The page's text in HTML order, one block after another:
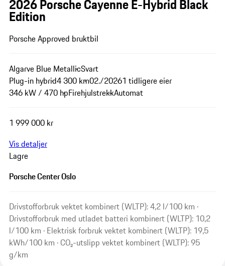
2026 Porsche Cayenne E-Hybrid Black
Edition
Porsche Approved bruktbil
Algarve Blue MetallicSvart
Plug-in hybrid4 300 km02./20261 tidligere eier
346 kW / 470 hpFirehjulstrekkAutomat
1 999 000 kr
Vis detaljer
Lagre
Porsche Center Oslo
Drivstofforbruk vektet kombinert (WLTP): 4,2 l/100 km ·
Drivstofforbruk med utladet batteri kombinert (WLTP): 10,2
l/100 km · Elektrisk forbruk vektet kombinert (WLTP): 19,5
kWh/100 km · CO₂-utslipp vektet kombinert (WLTP): 95
g/km